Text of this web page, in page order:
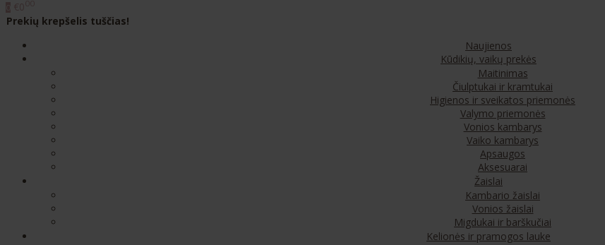
Prekių krepšelis tuščias!
Naujienos
Kūdikių, vaikų prekės
Maitinimas
Čiulptukai ir kramtukai
Higienos ir sveikatos priemonės
Valymo priemonės
Vonios kambarys
Vaiko kambarys
Apsaugos
Aksesuarai
Žaislai
Kambario žaislai
Vonios žaislai
Migdukai ir barškučiai
Kelionės ir pramogos lauke